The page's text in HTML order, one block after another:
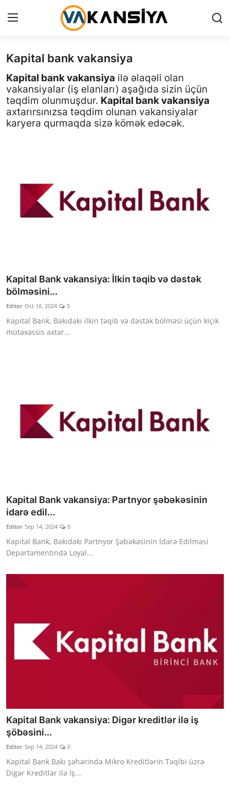
Login Register
Ana səhifə
Vakansiyalar
Maliyyə
Kapital bank vakansiya
Kapital bank vakansiya ilə əlaqəli olan
vakansiyalar (iş elanları) aşağıda sizin üçün
təqdim olunmuşdur. Kapital bank vakansiya
axtarırsınızsa təqdim olunan vakansiyalar
karyera qurmaqda sizə kömək edəcək.
Kapital Bank vakansiya: İlkin təqib və dəstək
bölməsini...
Editor Oct 18, 2024 0
Kapital Bank, Bakıdakı ilkin təqib və dəstək bölməsi üçün kiçik
mütəxəssis axtar...
Kapital Bank vakansiya: Partnyor şəbəkəsinin
idarə edil...
Editor Sep 14, 2024 0
Kapital Bank, Bakıdakı Partnyor Şəbəkəsinin İdarə Edilməsi
Departamentində Loyal...
Kapital Bank vakansiya: Digər kreditlər ilə iş
şöbəsini...
Editor Sep 14, 2024 0
Kapital Bank Bakı şəhərində Mikro Kreditlərin Təqibi üzrə
Digər Kreditlər ilə İş...